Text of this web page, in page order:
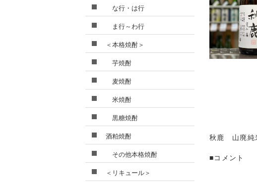
秋鹿 山廃
■コメント
な行・は行
ま行～わ行
＜本格焼酎＞
芋焼酎
麦焼酎
米焼酎
黒糖焼酎
酒粕焼酎
その他本格焼酎
＜リキュール＞